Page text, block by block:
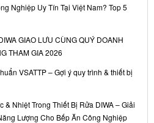
Nghiệp Uy Tín Tại Việt Nam? Top 5
GIAO LƯU CÙNG QUÝ DOANH
THAM GIA 2026
VSATTP – Gợi ý quy trình & thiết bị
& Nhiệt Trong Thiết Bị Rửa DIWA – Giải
Lượng Cho Bếp Ăn Công Nghiệp